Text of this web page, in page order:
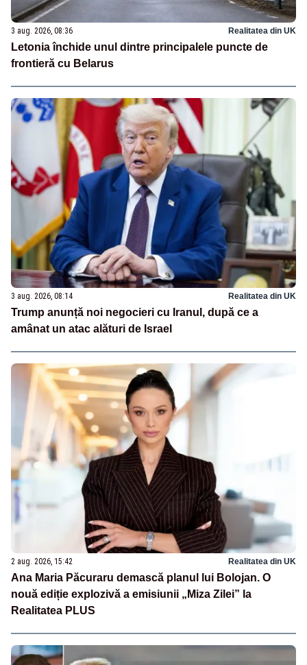
3 aug. 2026, 08:36 Realitatea din UK
Letonia închide unul dintre principalele puncte de
frontieră cu Belarus
3 aug. 2026, 08:14 Realitatea din UK
Trump anunță noi negocieri cu Iranul, după ce a
amânat un atac alături de Israel
2 aug. 2026, 15:42 Realitatea din UK
Ana Maria Păcuraru demască planul lui Bolojan. O
nouă ediție explozivă a emisiunii „Miza Zilei” la
Realitatea PLUS